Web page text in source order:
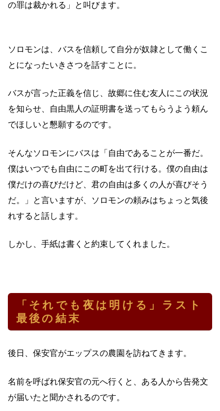
の罪は裁かれる」と叫びます。
ソロモンは、バスを信頼して自分が奴隷として働くこ
とになったいきさつを話すことに。
バスが言った正義を信じ、故郷に住む友人にこの状況
を知らせ、自由黒人の証明書を送ってもらうよう頼ん
でほしいと懇願するのです。
そんなソロモンにバスは「自由であることが一番だ。
僕はいつでも自由にこの町を出て行ける。僕の自由は
僕だけの喜びだけど、君の自由は多くの人が喜びそう
だ。」と言いますが、ソロモンの頼みはちょっと気後
れすると話します。
しかし、手紙は書くと約束してくれました。
「それでも夜は明ける」ラスト
最後の結末
後日、保安官がエップスの農園を訪ねてきます。
名前を呼ばれ保安官の元へ行くと、ある人から告発文
が届いたと聞かされるのです。